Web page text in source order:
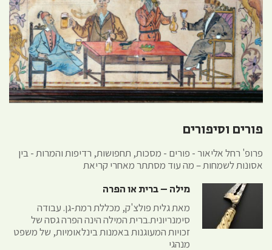
פורים וסיפורים
פרופ' רחל אליאור - פורים - מסכות, תחפושות, רדיפות והמרות - בין
אסונות לשמחות – מה עוד מסתתר מאחרי קריאת
מילה – ברית או הפרה
מאת גלית פולצ'ק, מכללת רמת-גן. עבודה
סימנריונית.ברית המילה הינה הפרה גסה של
זכויות המעוגנות באמנות בינלאומיות, של משפט
מנהגי